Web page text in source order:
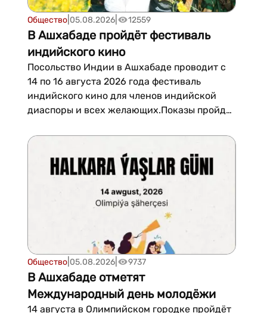
Общество| 05.08.2026| 12559
В Ашхабаде пройдёт фестиваль
индийского кино
Посольство Индии в Ашхабаде проводит с
14 по 16 августа 2026 года фестиваль
индийского кино для членов индийской
диаспоры и всех желающих.Показы пройдут
Махутмкули, 115.В программе фестиваля —
три фильма: спортивная драма «Дангал»
(2016) — в пятницу, 14 а...
Общество| 05.08.2026| 9737
В Ашхабаде отметят
Международный день молодёжи
14 августа в Олимпийском городке пройдёт